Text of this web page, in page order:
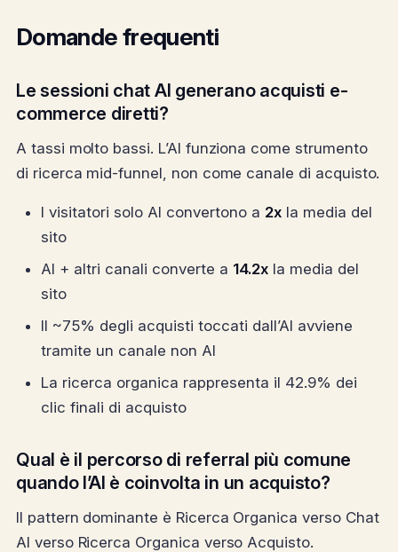
Domande frequenti
Le sessioni chat AI generano acquisti e-
commerce diretti?
A tassi molto bassi. L’AI funziona come strumento
di ricerca mid-funnel, non come canale di acquisto.
I visitatori solo AI convertono a 2x la media del
sito
AI + altri canali converte a 14.2x la media del
sito
Il ~75% degli acquisti toccati dall’AI avviene
tramite un canale non AI
La ricerca organica rappresenta il 42.9% dei
clic finali di acquisto
Qual è il percorso di referral più comune
quando l’AI è coinvolta in un acquisto?
Il pattern dominante è Ricerca Organica verso Chat
AI verso Ricerca Organica verso Acquisto.